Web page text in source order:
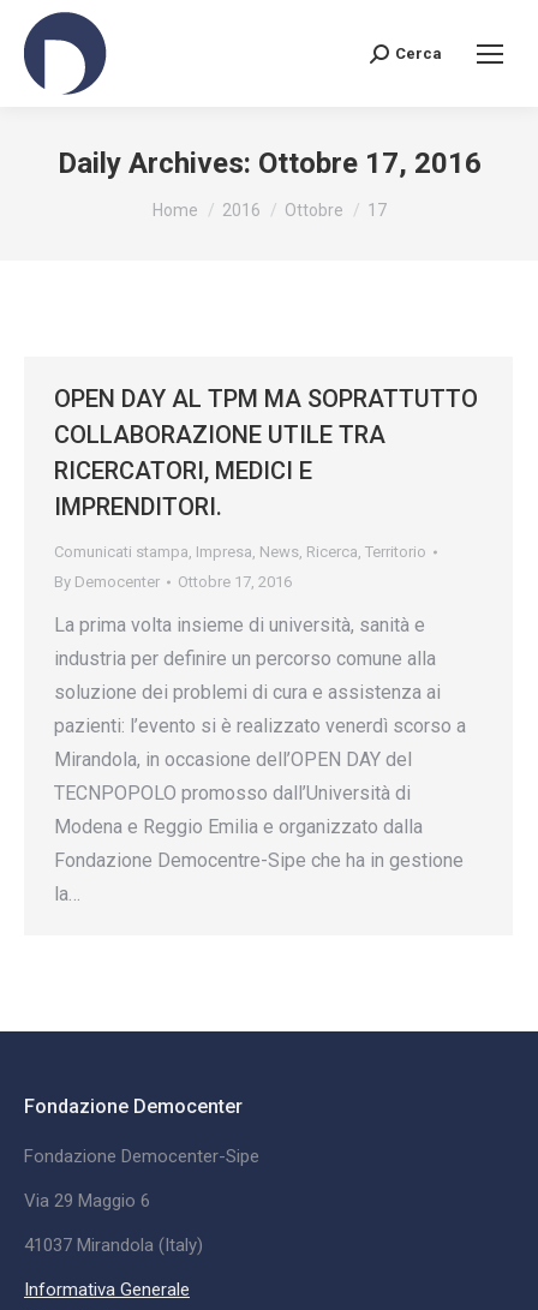
Search:
Cerca
Daily Archives: Ottobre 17, 2016
You are here:
Home 2016 Ottobre 17
OPEN DAY AL TPM MA SOPRATTUTTO
COLLABORAZIONE UTILE TRA
RICERCATORI, MEDICI E
IMPRENDITORI.
Comunicati stampa, Impresa, News, Ricerca, Territorio
By Democenter Ottobre 17, 2016
La prima volta insieme di università, sanità e
industria per definire un percorso comune alla
soluzione dei problemi di cura e assistenza ai
pazienti: l’evento si è realizzato venerdì scorso a
Mirandola, in occasione dell’OPEN DAY del
TECNPOPOLO promosso dall’Università di
Modena e Reggio Emilia e organizzato dalla
Fondazione Democentre-Sipe che ha in gestione
la…
Fondazione Democenter
Fondazione Democenter-Sipe
Via 29 Maggio 6
41037 Mirandola (Italy)
Informativa Generale